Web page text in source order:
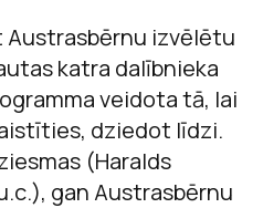
Austrasbērnu izvēlētu
katra dalībnieka
veidota tā, lai
dziedot līdzi.
(Haralds
gan Austrasbērnu